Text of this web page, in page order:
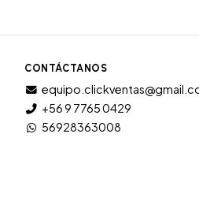
CONTÁCTANOS
+56 9 7765 0429
56928363008